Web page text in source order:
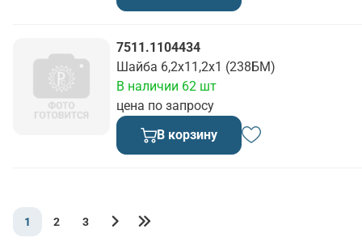
7511.1104434
Шайба 6,2х11,2х1 (238БМ)
цена по запросу
В наличии 62 шт
В корзину
1 2 3